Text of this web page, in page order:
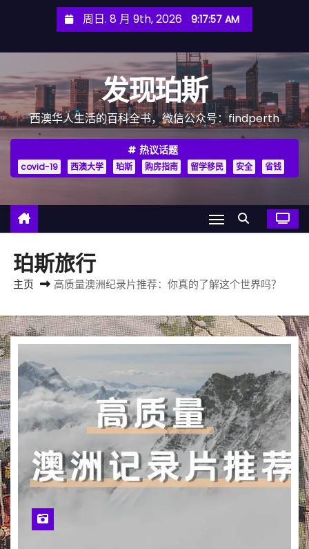
周日. 8 月 9th, 2026 9:17:59 AM
发现珀斯
西澳华人生活的百科全书，微信公众号：findperth
热议话题
covid-19 西澳大学 珀斯 购房指南 留学移民 安全 省钱
珀斯旅行
主页 高质量澳洲纪录片推荐：你真的了解这个世界吗？